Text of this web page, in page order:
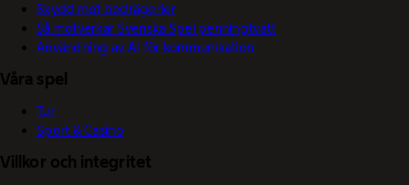
Skydd mot bedrägerier
Så motverkar Svenska Spel penningtvätt
Användning av AI för kommunikation
Våra spel
Tur
Sport & Casino
Villkor och integritet